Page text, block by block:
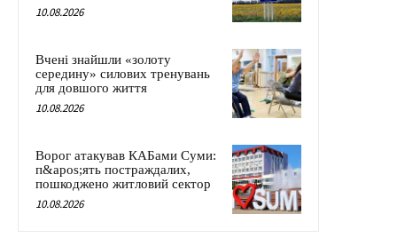
10.08.2026
Вчені знайшли «золоту
середину» силових тренувань
для довшого життя
10.08.2026
Ворог атакував КАБами Суми:
п&apos;ять постраждалих,
пошкоджено житловий сектор
10.08.2026